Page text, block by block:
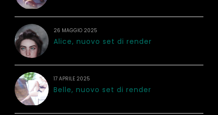
26 MAGGIO 2025
Alice, nuovo set di render
17 APRILE 2025
Belle, nuovo set di render